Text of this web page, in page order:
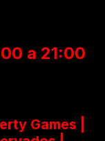
a 21:00
Games |